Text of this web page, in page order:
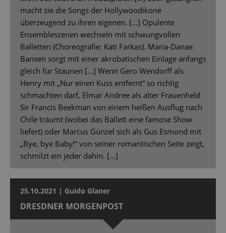
macht sie die Songs der Hollywoodikone
überzeugend zu ihren eigenen. […] Opulente
Ensembleszenen wechseln mit schwungvollen
Balletten (Choreografie: Kati Farkas). Maria-Danae
Bansen sorgt mit einer akrobatischen Einlage anfangs
gleich für Staunen […] Wenn Gero Wendorff als
Henry mit „Nur einen Kuss entfernt“ so richtig
schmachten darf, Elmar Andree als alter Frauenheld
Sir Francis Beekman von einem heißen Ausflug nach
Chile träumt (wobei das Ballett eine famose Show
liefert) oder Marcus Günzel sich als Gus Esmond mit
„Bye, bye Baby!“ von seiner romantischen Seite zeigt,
schmilzt ein jeder dahin. […]
25.10.2021 | Guido Glaner
DRESDNER MORGENPOST